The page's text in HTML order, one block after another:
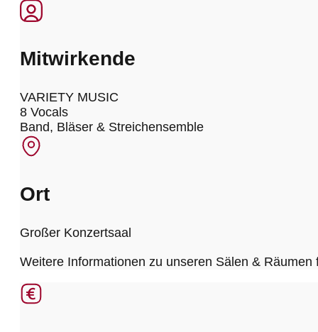
Mitwirkende
VARIETY MUSIC
8 Vocals
Band, Bläser & Streichensemble
Ort
Großer Konzertsaal
Weitere Informationen zu unseren Sälen & Räumen